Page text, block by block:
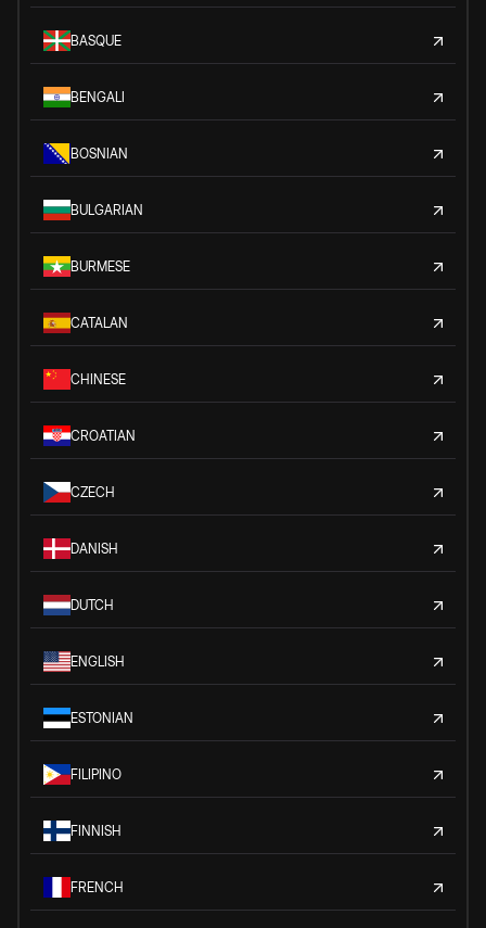
BASQUE
BENGALI
BOSNIAN
BULGARIAN
BURMESE
CATALAN
CHINESE
CROATIAN
CZECH
DANISH
DUTCH
ENGLISH
ESTONIAN
FILIPINO
FINNISH
FRENCH